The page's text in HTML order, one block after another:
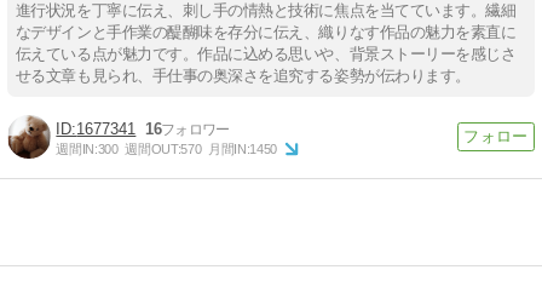
進行状況を丁寧に伝え、刺し手の情熱と技術に焦点を当てています。繊細
なデザインと手作業の醍醐味を存分に伝え、織りなす作品の魅力を素直に
伝えている点が魅力です。作品に込める思いや、背景ストーリーを感じさ
せる文章も見られ、手仕事の奥深さを追究する姿勢が伝わります。
1677341 16
週間IN:300 週間OUT:570 月間IN:1450